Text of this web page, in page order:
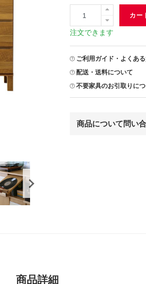
カー
注文できます
ご利用ガイド・よくあ
配送・送料について
不要家具のお引取りに
商品について問い
商品詳細